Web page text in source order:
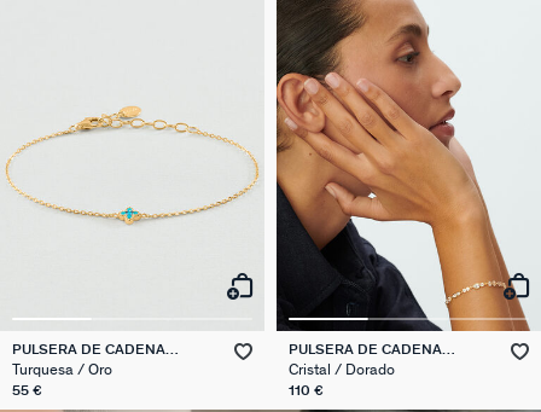
PULSERA DE CADENA
BELOVED
Turquesa / Oro
55 €
PULSERA DE CADENA
CANDY
Cristal / Dorado
110 €